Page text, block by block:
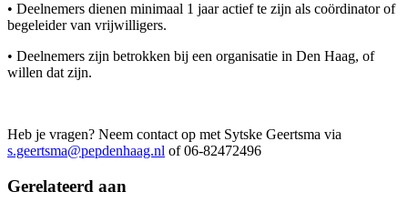
• Deelnemers dienen minimaal 1 jaar actief te zijn als coördinator of
begeleider van vrijwilligers.
• Deelnemers zijn betrokken bij een organisatie in Den Haag, of
willen dat zijn.
Heb je vragen? Neem contact op met Sytske Geertsma via
s.geertsma@pepdenhaag.nl of 06-82472496
Gerelateerd aan